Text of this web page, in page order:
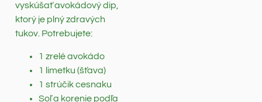
vyskúšať avokádový dip,
ktorý je plný zdravých
tukov. Potrebujete:
1 zrelé avokádo
1 limetku (šťava)
1 strúčik cesnaku
Soľ a korenie podľa